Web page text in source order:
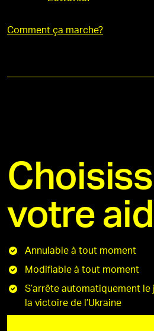
Comment ça marche?
votre
Annulable à tout moment
Modifiable à tout moment
S’arrête automatiquement le
la victoire de l’Ukraine